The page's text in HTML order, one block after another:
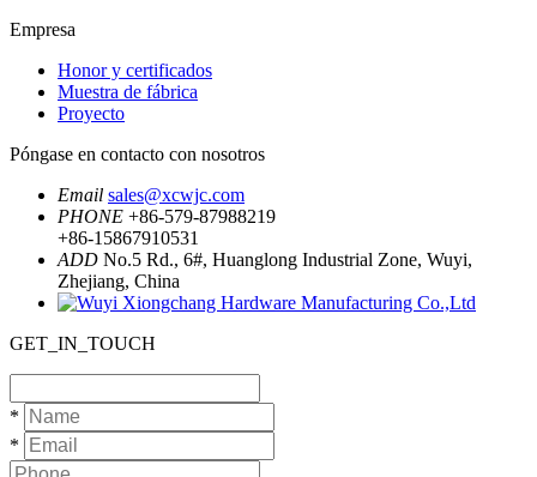
Empresa
Honor y certificados
Muestra de fábrica
Proyecto
Póngase en contacto con nosotros
Email sales@xcwjc.com
PHONE +86-579-87988219
+86-15867910531
ADD No.5 Rd., 6#, Huanglong Industrial Zone, Wuyi,
Zhejiang, China
GET_IN_TOUCH
*
*